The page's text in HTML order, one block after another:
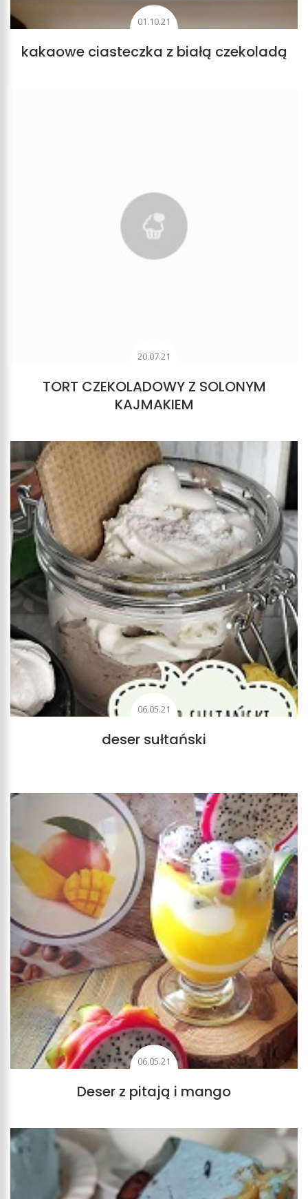
01.10.21
kakaowe ciasteczka z białą czekoladą
20.07.21
TORT CZEKOLADOWY Z SOLONYM
KAJMAKIEM
06.05.21
deser sułtański
06.05.21
Deser z pitają i mango